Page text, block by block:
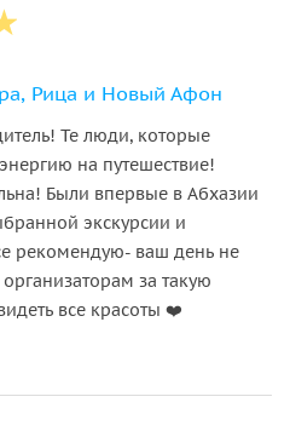
Рица и Новый Афон
Те люди, которые
на путешествие!
Были впервые в Абхазии
экскурсии и
рекомендую- ваш день не
за такую
все красоты ❤️